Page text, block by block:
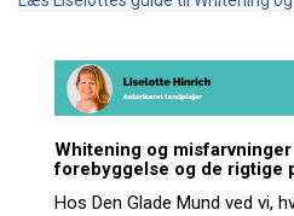
Whitening og
forebyggelse og de rigtige
Hos Den Glade Mund ved vi,